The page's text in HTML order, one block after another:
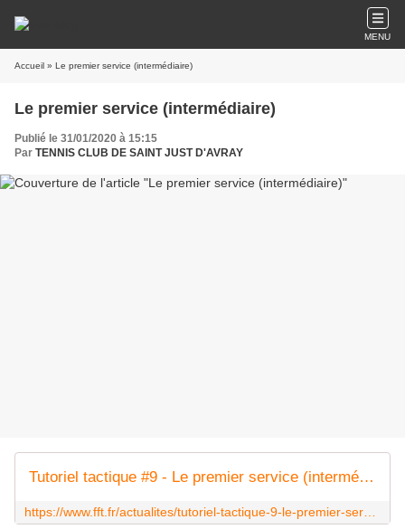
MENU
Accueil » Le premier service (intermédiaire)
Le premier service (intermédiaire)
Publié le 31/01/2020 à 15:15
Par TENNIS CLUB DE SAINT JUST D'AVRAY
Tutoriel tactique #9 - Le premier service (intermédiaire) | Fédération française de tennis